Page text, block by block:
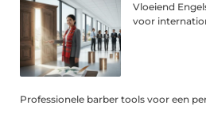
Vloeiend
voor
Professionele barber tools voor een